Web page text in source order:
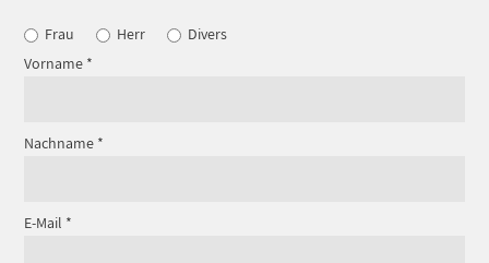
Frau Herr
Divers
Vorname *
Nachname *
E-Mail *